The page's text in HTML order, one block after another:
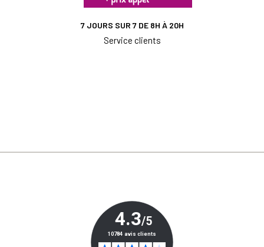
7 JOURS SUR 7 DE 8H À 20H
Service clients